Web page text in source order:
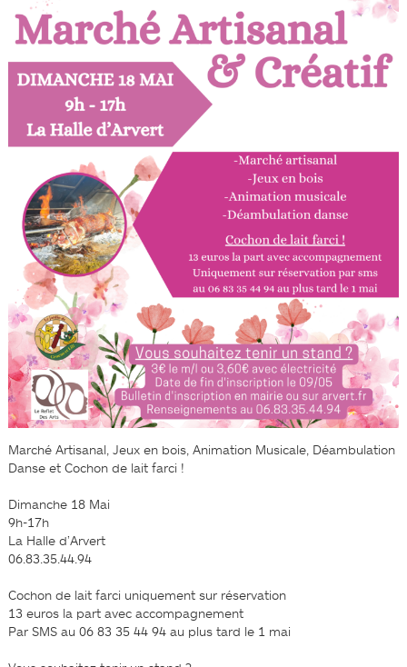
Marché Artisanal, Jeux en bois, Animation Musicale, Déambulation
Danse et Cochon de lait farci !
Dimanche 18 Mai
9h-17h
La Halle d’Arvert
06.83.35.44.94
Cochon de lait farci uniquement sur réservation
13 euros la part avec accompagnement
Par SMS au 06 83 35 44 94 au plus tard le 1 mai